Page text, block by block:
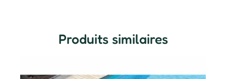
Produits similaires